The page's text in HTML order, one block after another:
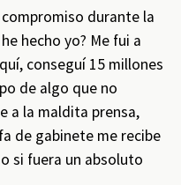
compromiso durante la
hecho yo? Me fui a
conseguí 15 millones
de algo que no
a la maldita prensa,
de gabinete me recibe
si fuera un absoluto